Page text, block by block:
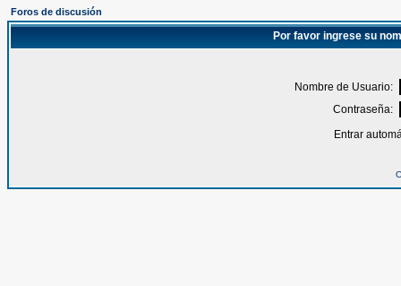
Foros de discusión
Por favor ingrese su
Nombre de Usuario:
Contraseña:
Entrar